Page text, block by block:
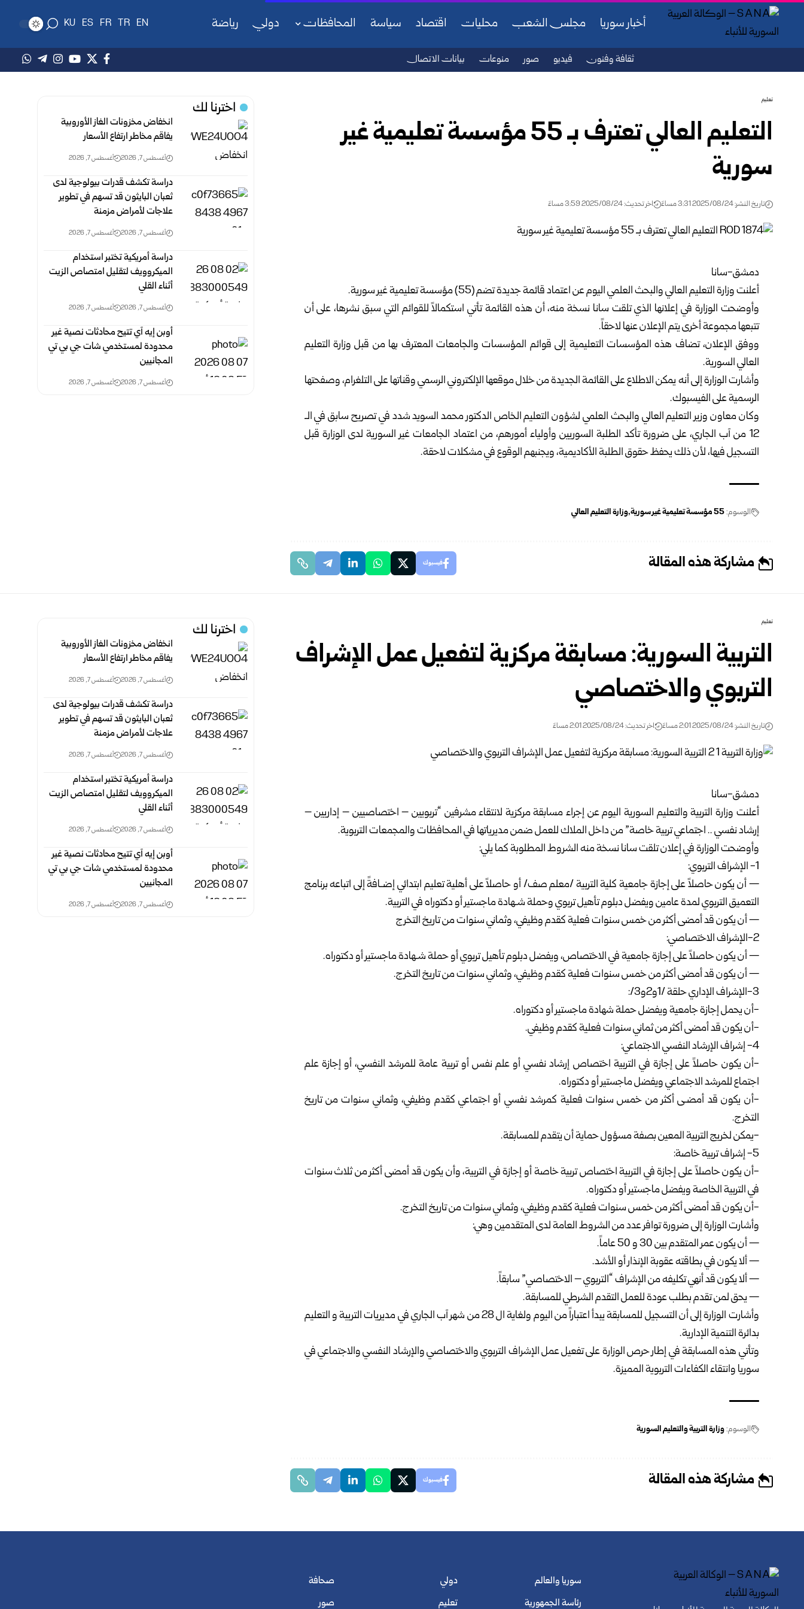
أخبار سوريا مجلس الشعب محليات اقتصاد سياسة المحافظات دولي رياضة EN
TR
FR
ES
KU
ثقافة وفنون فيديو صور منوعات بيانات الاتصال
تعليم
التعليم العالي تعترف بـ 55 مؤسسة تعليمية غير
سورية
تاريخ النشر: 2025/08/24 3:31 مساءً اخر تحديث: 2025/08/24 3:59 مساءً
دمشق-سانا
أعلنت وزارة التعليم العالي والبحث العلمي اليوم عن اعتماد قائمة جديدة تضم (55) مؤسسة تعليمية غير سورية.
وأوضحت الوزارة في إعلانها الذي تلقت سانا نسخة منه، أن هذه القائمة تأتي استكمالاً للقوائم التي سبق نشرها، على أن
تتبعها مجموعة أخرى يتم الإعلان عنها لاحقاً.
ووفق الإعلان، تضاف هذه المؤسسات ‏التعليمية إلى قوائم المؤسسات والجامعات المعترف بها من قبل وزارة التعليم
العالي السورية.
وأشارت الوزارة إلى أنه يمكن الاطلاع على القائمة الجديدة من خلالموقعها ‏الإلكتروني الرسميوقناتها علىالتلغرام، وصفحتها
الرسمية على الفيسبوك.
وكان معاون وزير التعليم العالي والبحث العلمي لشؤون التعليم الخاص الدكتور محمد السويد شدد في تصريح سابق في الـ
12 من آب الجاري، على ضرورة تأكد الطلبة السوريين وأولياء أمورهم، من اعتماد الجامعات غير السورية لدى الوزارة قبل
التسجيل فيها، لأن ذلك يحفظ حقوق الطلبة الأكاديمية، ويجنبهم الوقوع في مشكلات لاحقة.
الوسوم:55 مؤسسة تعليمية غير سورية وزارة التعليم العالي
مشاركة هذه المقالة فيسبوك
اخترنا لك
انخفاض مخزونات الغاز الأوروبية
يفاقم مخاطر ارتفاع الأسعار
أغسطس 7, 2026 أغسطس 7, 2026
دراسة تكشف قدرات بيولوجية لدى
ثعبان البايثون قد تسهم في تطوير
علاجات لأمراض مزمنة
أغسطس 7, 2026 أغسطس 7, 2026
دراسة أمريكية تختبر استخدام
الميكروويف لتقليل امتصاص الزيت
أثناء القلي
أغسطس 7, 2026 أغسطس 7, 2026
أوبن إيه آي تتيح محادثات نصية غير
محدودة لمستخدمي شات جي بي تي
المجانيين
أغسطس 7, 2026 أغسطس 7, 2026
تعليم
التربية السورية: مسابقة مركزية لتفعيل عمل الإشراف
التربوي والاختصاصي
تاريخ النشر: 2025/08/24 2:01 مساءً اخر تحديث: 2025/08/24 2:01 مساءً
دمشق-سانا
أعلنت وزارة التربية والتعليم السورية اليوم عن إجراء مسابقة مركزية لانتقاء مشرفين “تربويين – اختصاصيين – إداريين –
إرشاد نفسي .. اجتماعي تربية خاصة” من داخل الملاك للعمل ضمن مديرياتها في المحافظات والمجمعات التربوية.
وأوضحت الوزارة في إعلان تلقت سانا نسخة منه الشروط المطلوبة كما يلي:
1- الإشراف التربوي:
— أن يكون حاصلاً على إجازة جامعية كلية التربية /معلم صف/ أو حاصلاً على أهلية تعليم ابتدائي إضـافةً إلى اتباعه برنامج
التعميق التربوي لمدة عامين ويفضل دبلوم تأهيل تربوي وحملة شـهادة ماجستير أو دكتوراه في التربية.
— أن يكون قد أمضى أكثر من خمس سنوات فعلية كقدم وظيفي، وثماني سنوات من تاريخ التخرج
2-الإشراف الاختصاصي:
— أن يكون حاصلاً على إجازة جامعية في الاختصاص، ويفضل دبلوم تأهيل تربوي أو حملة شـهادة ماجستير أو دكتوراه.
— أن يكون قد أمضى أكثر من خمس سنوات فعلية كقدم وظيفي، وثماني سنوات من تاريخ التخرج.
3-الإشراف الإداري حلقة /1و2و3/:
-أن يحمل إجازة جامعية ويفضل حملة شهادة ماجستير أو دكتوراه.
-أن يكون قد أمضى أكثر من ثماني سنوات فعلية كقدم وظيفي.
4- إشراف الإرشاد النفسي الاجتماعي:
-أن يكون حاصلاً على إجازة في التربية اختصاص إرشاد نفسي أو علم نفس أو تربية عامة للمرشد النفسي، أو إجازة علم
اجتماع للمرشد الاجتماعي ويفضل ماجستير أو دكتوراه.
-أن يكون قد أمضـى أكثر من خمس سنوات فعلية كمرشد نفسي أو اجتماعي كقدم وظيفي، وثماني سنوات من تاريخ
التخرج.
-يمكن لخريج التربية المعين بصفة مسؤول حماية أن يتقدم للمسابقة.
5- إشراف تربية خاصة:
-أن يكون حاصلاً على إجازة في التربية اختصاص تربية خاصة أو إجازة في التربية، وأن يكون قد أمضى أكثر من ثلاث سنوات
في التربية الخاصة ويفضل ماجستير أو دكتوراه.
-أن يكون قد أمضى أكثر من خمس سنوات فعلية كقدم وظيفي، وثماني سنوات من تاريخ التخرج.
وأشارت الوزارة إلى ضرورة توافر عدد من الشروط العامة لدى المتقدمين وهي:
— أن يكون عمر المتقدم بين 30 و 50 عاماً.
— ألا يكون في بطاقته عقوبة الإنذار أو الأشد.
— ألا يكون قد أنهي تكليفه من الإشراف “التربوي – الاختصاصي” سابقاً.
— يحق لمن تقدم بطلب عودة للعمل التقدم الشرطي للمسابقة.
وأشارت الوزارة إلى أن التسجيل للمسابقة يبدأ اعتباراً من اليوم ولغاية ال 28 من شهر آب الجاري في مديريات التريبة و التعليم
بدائرة التنمية الإدارية.
وتأتي هذه المسابقة في إطار حرص الوزارة على تفعيل عمل الإشراف التربوي والاختصاصي والإرشاد النفسي والاجتماعي في
سوريا وانتقاء الكفاءات التربوية المميزة.
الوسوم:وزارة التربية والتعليم السورية
مشاركة هذه المقالة فيسبوك
اخترنا لك
انخفاض مخزونات الغاز الأوروبية
يفاقم مخاطر ارتفاع الأسعار
أغسطس 7, 2026 أغسطس 7, 2026
دراسة تكشف قدرات بيولوجية لدى
ثعبان البايثون قد تسهم في تطوير
علاجات لأمراض مزمنة
أغسطس 7, 2026 أغسطس 7, 2026
دراسة أمريكية تختبر استخدام
الميكروويف لتقليل امتصاص الزيت
أثناء القلي
أغسطس 7, 2026 أغسطس 7, 2026
أوبن إيه آي تتيح محادثات نصية غير
محدودة لمستخدمي شات جي بي تي
المجانيين
أغسطس 7, 2026 أغسطس 7, 2026
سوريا والعالم
رئاسة الجمهورية
دولي
تعليم
صحافة
صور